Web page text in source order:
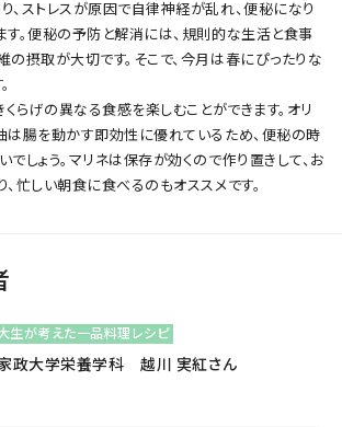
、ストレスが原因で自律神経が乱れ、便秘になり
す。便秘の予防と解消には、規則的な生活と食事
の摂取が大切です。そこで、今月は春にぴったりな
くらげの異なる食感を楽しむことができます。オリ
は腸を動かす即効性に優れているため、便秘の時
しょう。マリネは保存が効くので作り置きして、お
忙しい朝食に食べるのもオススメです。
生が考えた一品料理レシピ
政大学栄養学科 越川 実紅さん